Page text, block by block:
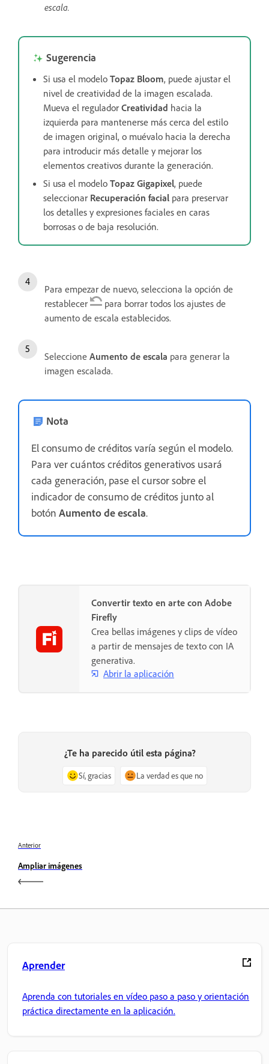
escala.
Sugerencia
Si usa el modelo Topaz Bloom, puede ajustar el
nivel de creatividad de la imagen escalada.
Mueva el regulador Creatividad hacia la
izquierda para mantenerse más cerca del estilo
de imagen original, o muévalo hacia la derecha
para introducir más detalle y mejorar los
elementos creativos durante la generación.
Si usa el modelo Topaz Gigapixel, puede
seleccionar Recuperación facial para preservar
los detalles y expresiones faciales en caras
borrosas o de baja resolución.
Para empezar de nuevo, selecciona la opción de
restablecer
para borrar todos los ajustes de
aumento de escala establecidos.
Seleccione Aumento de escala para generar la
imagen escalada.
Nota
El consumo de créditos varía según el modelo.
Para ver cuántos créditos generativos usará
cada generación, pase el cursor sobre el
indicador de consumo de créditos junto al
botón Aumento de escala.
Convertir texto en arte con Adobe
Firefly
Crea bellas imágenes y clips de vídeo
a partir de mensajes de texto con IA
generativa.
Abrir la aplicación
¿Te ha parecido útil esta página?
Sí, gracias La verdad es que no
Anterior
Ampliar imágenes
Aprender
Aprenda con tutoriales en vídeo paso a paso y orientación
práctica directamente en la aplicación.